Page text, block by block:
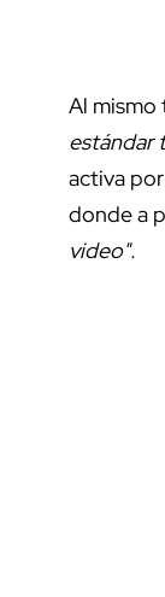
Al mismo
estándar
activa
donde a
video".